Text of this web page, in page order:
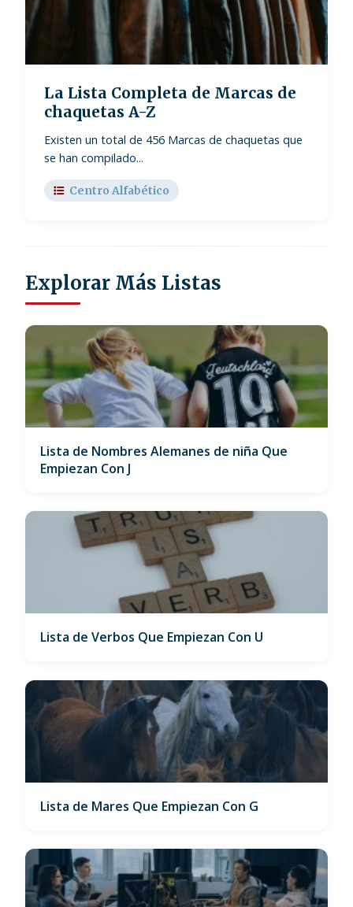
La Lista Completa de Marcas de
chaquetas A-Z
Existen un total de 456 Marcas de chaquetas que
se han compilado...
Centro Alfabético
Explorar Más Listas
Lista de Nombres Alemanes de niña Que
Empiezan Con J
Lista de Verbos Que Empiezan Con U
Lista de Mares Que Empiezan Con G